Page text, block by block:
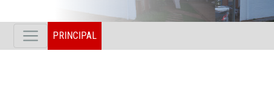
PRINCIPAL